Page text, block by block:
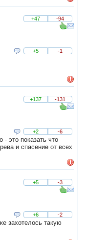
+47
-94
+5 -1
+137
-131
+2 -6
это показать что
и спасение от всех
+5
-3
+6 -2
захотелось такую